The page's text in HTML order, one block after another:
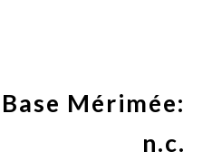
Mérimée:
n.c.